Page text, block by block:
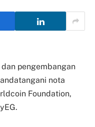
pengembangan
nota
Foundation,